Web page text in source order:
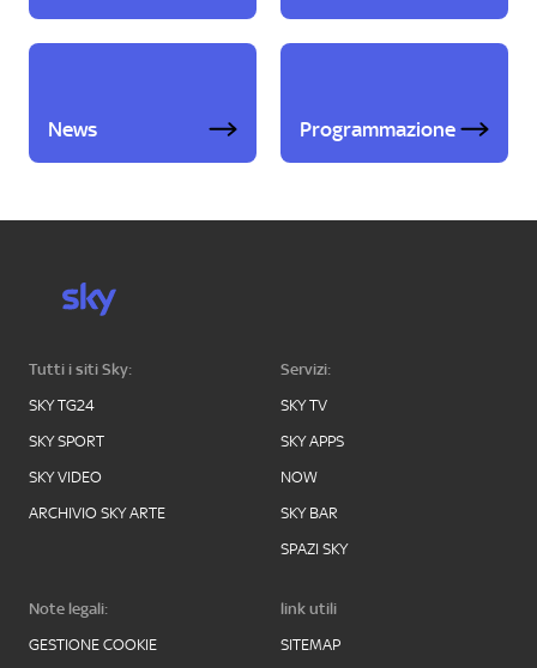
News Programmazione
Tutti i siti Sky:
SKY TG24
SKY SPORT
SKY VIDEO
ARCHIVIO SKY ARTE
Servizi:
SKY TV
SKY APPS
NOW
SKY BAR
SPAZI SKY
Note legali:
GESTIONE COOKIE
link utili
SITEMAP